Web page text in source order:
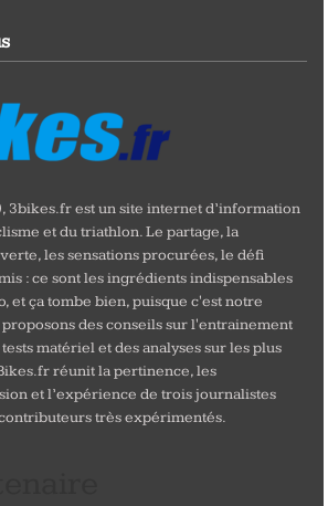
3bikes.fr est un site internet d’information
et du triathlon. Le partage, la
les sensations procurées, le défi
: ce sont les ingrédients indispensables
et ça tombe bien, puisque c'est notre
des conseils sur l'entrainement
matériel et des analyses sur les plus
réunit la pertinence, les
et l’expérience de trois journalistes
très expérimentés.